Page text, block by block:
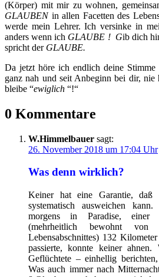
(Körper) mit mir zu wohnen,
GLAUBENin allen Facetten des
werde mein Lehrer. Ich versinke in
anders wenn ich GLAUBE ! Gib dich
spricht der GLAUBE.
Da jetzt höre ich endlich deine
ganz nah und seit Anbeginn bei dir, nie
bleibe “ewiglich “!“
0 Kommentare
W.Himmelbauer sagt:
26. November 2018 um 17:04 Uhr
Was denn wirklich?
Keiner hat eine Garantie, daß
systematisch ausweichen
morgens in Paradise, einer
(mehrheitlich bewohnt von
Lebensabschnittes) 132
passierte, konnte keiner
Geflüchtete – einhellig
Was auch immer nach